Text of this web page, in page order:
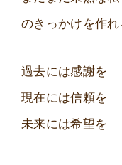
のきっかけを作れ
過去には感謝を
現在には信頼を
未来には希望を